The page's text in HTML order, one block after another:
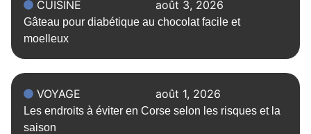
CUISINE août 3, 2026
Gâteau pour diabétique au chocolat facile et
moelleux
VOYAGE août 1, 2026
Les endroits à éviter en Corse selon les risques et la
saison